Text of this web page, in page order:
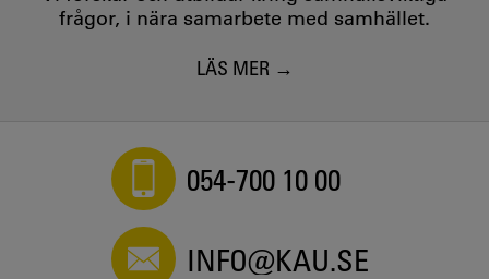
frågor, i nära samarbete med samhället.
LÄS MER
054-700 10 00
INFO@KAU.SE